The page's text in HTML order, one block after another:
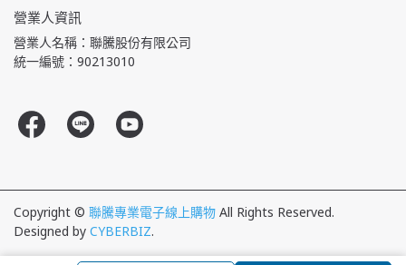
營業人資訊
營業人名稱：聯騰股份有限公司
統一編號：90213010
Copyright © 聯騰專業電子線上購物 All Rights Reserved.
Designed by CYBERBIZ.